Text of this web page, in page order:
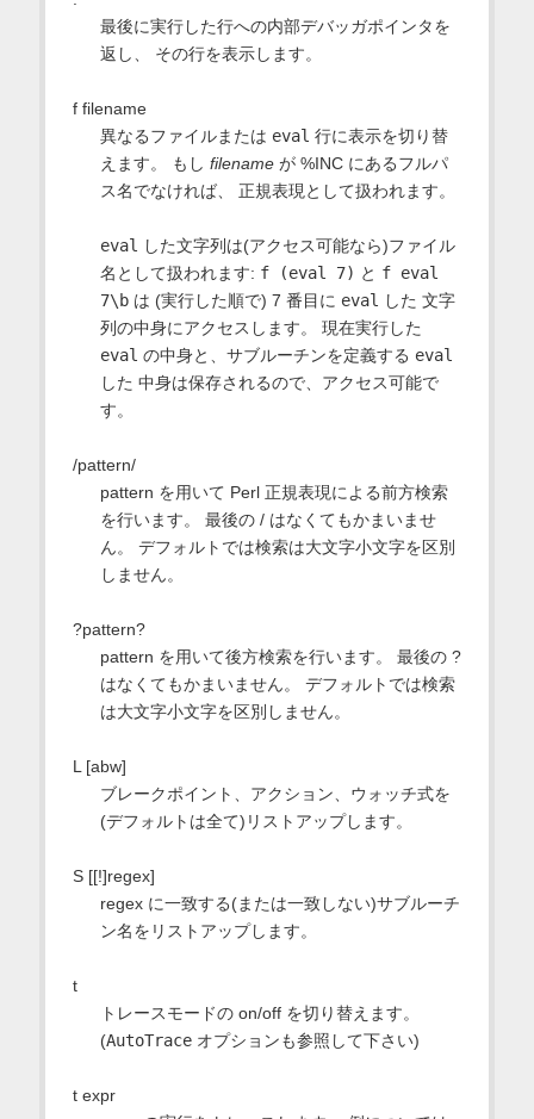
最後に実行した行への内部デバッガポインタを
返し、 その行を表示します。
f filename
異なるファイルまたは eval 行に表示を切り替
えます。 もし filenameが %INC にあるフルパ
ス名でなければ、 正規表現として扱われます。
eval した文字列は(アクセス可能なら)ファイル
名として扱われます: f (eval 7) と f eval
7\bは (実行した順で) 7 番目に eval した 文字
列の中身にアクセスします。 現在実行した
eval の中身と、サブルーチンを定義する eval
した 中身は保存されるので、アクセス可能で
す。
/pattern/
pattern を用いて Perl 正規表現による前方検索
を行います。 最後の / はなくてもかまいませ
ん。 デフォルトでは検索は大文字小文字を区別
しません。
?pattern?
pattern を用いて後方検索を行います。 最後の ?
はなくてもかまいません。 デフォルトでは検索
は大文字小文字を区別しません。
L [abw]
ブレークポイント、アクション、ウォッチ式を
(デフォルトは全て)リストアップします。
S [[!]regex]
regex に一致する(または一致しない)サブルーチ
ン名をリストアップします。
t
トレースモードの on/off を切り替えます。
(AutoTraceオプションも参照して下さい)
t expr